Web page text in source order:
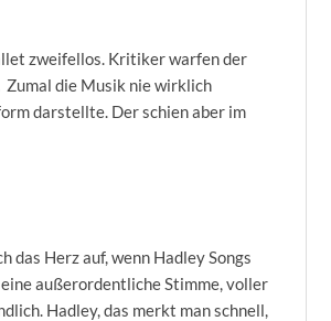
zweifellos. Kritiker warfen der
Zumal die Musik nie wirklich
darstellte. Der schien aber im
Herz auf, wenn Hadley Songs
eine außerordentliche Stimme, voller
Hadley, das merkt man schnell,